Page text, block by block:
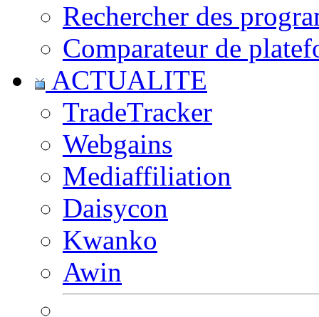
Rechercher des
Comparateur de
ACTUALITE
TradeTracker
Webgains
Mediaffiliation
Daisycon
Kwanko
Awin